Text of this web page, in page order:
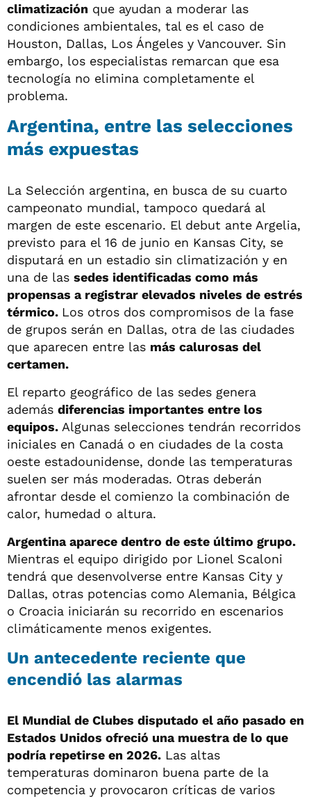
climatización que ayudan a moderar las
condiciones ambientales, tal es el caso de
Houston, Dallas, Los Ángeles y Vancouver. Sin
embargo, los especialistas remarcan que esa
tecnología no elimina completamente el
problema.
Argentina, entre las selecciones
más expuestas
La Selección argentina, en busca de su cuarto
campeonato mundial, tampoco quedará al
margen de este escenario. El debut ante Argelia,
previsto para el 16 de junio en Kansas City, se
disputará en un estadio sin climatización y en
una de las sedes identificadas como más
propensas a registrar elevados niveles de estrés
térmico. Los otros dos compromisos de la fase
de grupos serán en Dallas, otra de las ciudades
que aparecen entre las más calurosas del
certamen.
El reparto geográfico de las sedes genera
además diferencias importantes entre los
equipos. Algunas selecciones tendrán recorridos
iniciales en Canadá o en ciudades de la costa
oeste estadounidense, donde las temperaturas
suelen ser más moderadas. Otras deberán
afrontar desde el comienzo la combinación de
calor, humedad o altura.
Argentina aparece dentro de este último grupo.
Mientras el equipo dirigido por Lionel Scaloni
tendrá que desenvolverse entre Kansas City y
Dallas, otras potencias como Alemania, Bélgica
o Croacia iniciarán su recorrido en escenarios
climáticamente menos exigentes.
Un antecedente reciente que
encendió las alarmas
El Mundial de Clubes disputado el año pasado en
Estados Unidos ofreció una muestra de lo que
podría repetirse en 2026. Las altas
temperaturas dominaron buena parte de la
competencia y provocaron críticas de varios